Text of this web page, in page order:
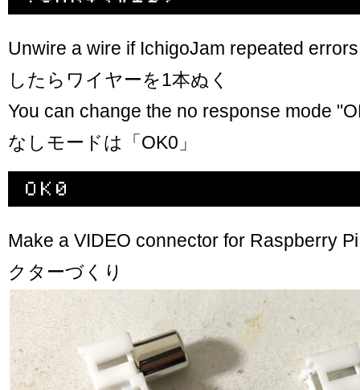
Unwire a wire if IchigoJam repeated
したらワイヤーを1本ぬく
You can change the no response mode
なしモードは「OK0」
Make a VIDEO connector for Raspberry
クターづくり